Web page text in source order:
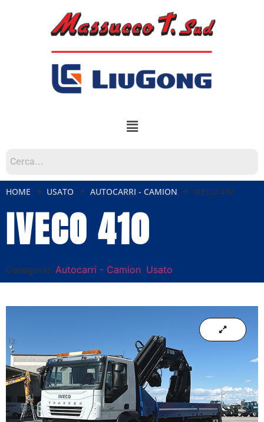
HOME USATO AUTOCARRI - CAMION IVECO 410
IVECO 410
Categorie: Autocarri - Camion, Usato